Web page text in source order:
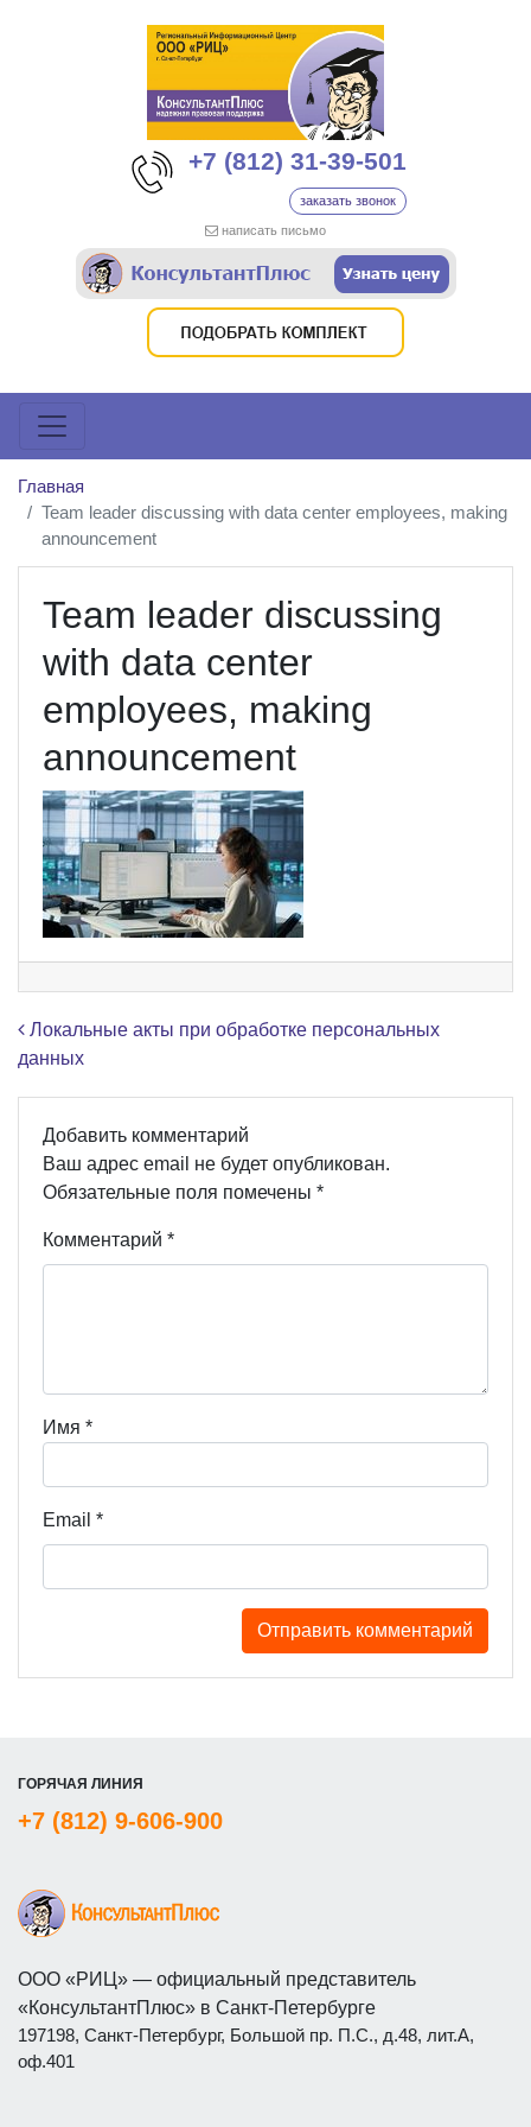
+7 (812) 31-39-501
заказать звонок
написать письмо
Главная
Team leader discussing with data center employees, making
announcement
Team leader discussing
with data center
employees, making
announcement
Навигация по записям
Локальные акты при обработке персональных
данных
Добавить комментарий
Ваш адрес email не будет опубликован.
Обязательные поля помечены *
Комментарий *
Имя *
Email *
ГОРЯЧАЯ ЛИНИЯ
+7 (812) 9-606-900
ООО «РИЦ» — официальный представитель
«КонсультантПлюс» в Санкт-Петербурге
197198, Санкт-Петербург, Большой пр. П.С., д.48, лит.А,
оф.401